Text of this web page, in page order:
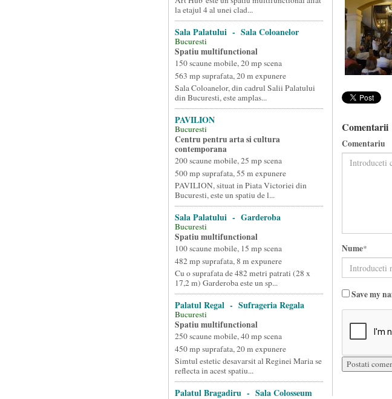
la etajul 4 al unei clad...
Sala Palatului - Sala Coloanelor
Bucuresti
Spatiu multifunctional
150 scaune mobile, 20 mp scena
563 mp suprafata, 20 m expunere
Sala Coloanelor, din cadrul Salii Palatului
din Bucuresti, este amplas...
PAVILION
Bucuresti
Centru pentru arta si cultura
contemporana
200 scaune mobile, 25 mp scena
500 mp suprafata, 55 m expunere
PAVILION, situat in Piata Victoriei din
Bucuresti, este un spatiu de l...
Sala Palatului - Garderoba
Bucuresti
Spatiu multifunctional
100 scaune mobile, 15 mp scena
482 mp suprafata, 8 m expunere
Cu o suprafata de 482 metri patrati (28 x
17,2 m) Garderoba este un sp...
Palatul Regal - Sufrageria Regala
Bucuresti
Spatiu multifunctional
250 scaune mobile, 40 mp scena
450 mp suprafata, 20 m expunere
Simtul estetic desavarsit al Reginei Maria se
reflecta in acest spatiu...
Palatul Bragadiru - Sala Colosseum
Comentarii
Comentariu
Nume*
Save my